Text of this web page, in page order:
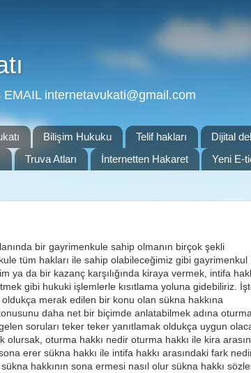
internetavukati@gmail.com
Bilişim Hukuku Telif hakları Dijital
Truva Atları İnternetten Hakaret Yeni E-
bir gayrimenkule sahip olmanın birçok şekli
tüm hakları ile sahip olabileceğimiz gibi gayrimenkul
ya da bir kazanç karşılığında kiraya vermek, intifa
gibi hukuki işlemlerle kısıtlama yoluna gidebiliriz.
oldukça merak edilen bir konu olan sükna hakkına
daha net bir biçimde anlatabilmek adına oturma
soruları teker teker yanıtlamak oldukça uygun
olursak, oturma hakkı nedir oturma hakkı ile kira
erer sükna hakkı ile intifa hakkı arasındaki fark
hakkının sona ermesi nasıl olur sükna hakkı